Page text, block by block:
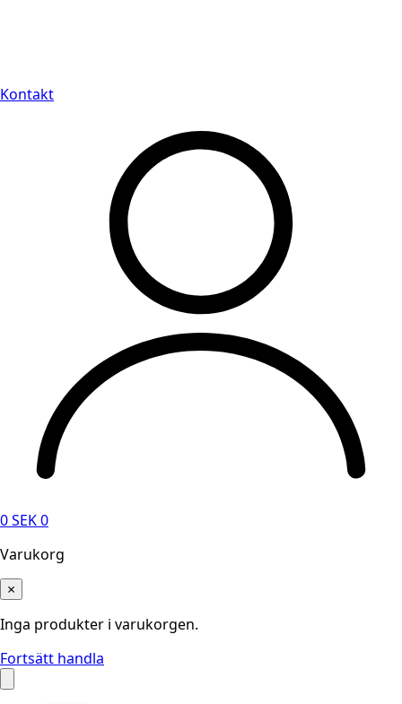
Kontakt
0SEK0
Varukorg
×
Inga produkter i varukorgen.
Fortsätt handla